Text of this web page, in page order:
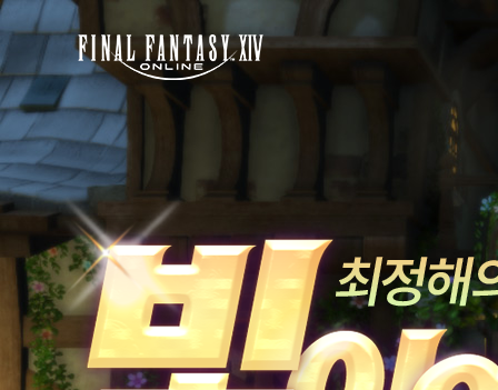
FINAL
FANTASY
XIV
빛
의
영
자
최
정
해
의
산
책
2
편